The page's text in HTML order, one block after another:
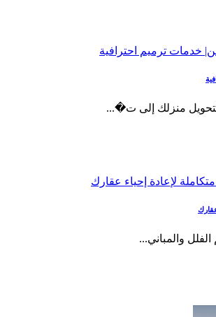
منزلك إلى ت�...
والمباني​...